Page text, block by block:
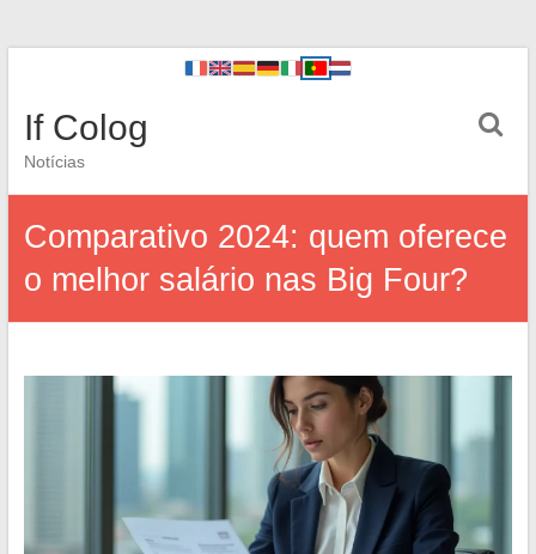
If Colog
Notícias
Comparativo 2024: quem oferece
o melhor salário nas Big Four?